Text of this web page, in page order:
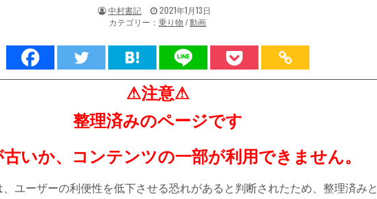
著
者:
中村書記
掲
載
2021年1月13日
カテゴリー：乗り物 /動画
⚠注意⚠
整理済みのページです
いか、コンテンツの一部が利用できません。
、ユーザーの利便性を低下させる恐れがあると判断されたため、整理済みと